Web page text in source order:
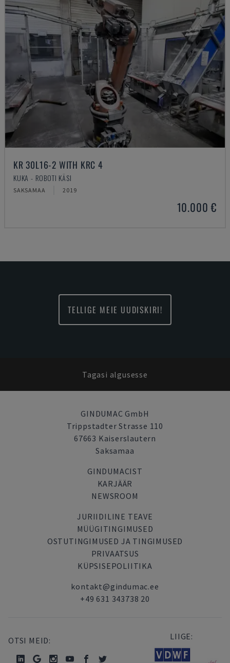
KR 30L16-2 WITH KRC 4
KUKA - ROBOTI KÄSI
SAKSAMAA 2019
10.000 €
TELLIGE MEIE UUDISKIRI!
Tagasi algusesse
GINDUMAC GmbH
Trippstadter Strasse 110
67663 Kaiserslautern
Saksamaa
GINDUMACIST
KARJÄÄR
NEWSROOM
JURIIDILINE TEAVE
MÜÜGITINGIMUSED
OSTUTINGIMUSED JA TINGIMUSED
PRIVAATSUS
KÜPSISEPOLIITIKA
kontakt@gindumac.ee
+49 631 343738 20
OTSI MEID: LIIGE: